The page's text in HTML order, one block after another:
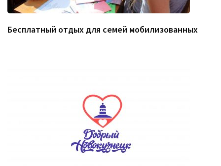
Бесплатный отдых для семей мобилизованных